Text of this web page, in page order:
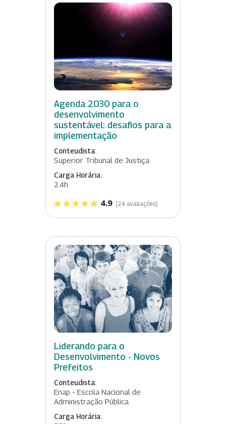
Agenda 2030 para o
desenvolvimento
sustentável: desafios para a
implementação
Conteudista:
Superior Tribunal de Justiça
Carga Horária:
24h
4.9 (24 avaliações)
Liderando para o
Desenvolvimento - Novos
Prefeitos
Conteudista:
Enap - Escola Nacional de
Administração Pública
Carga Horária: